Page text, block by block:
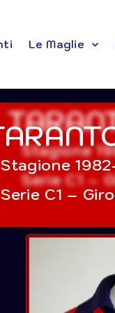
Le Maglie
Stagione
Serie C1 –